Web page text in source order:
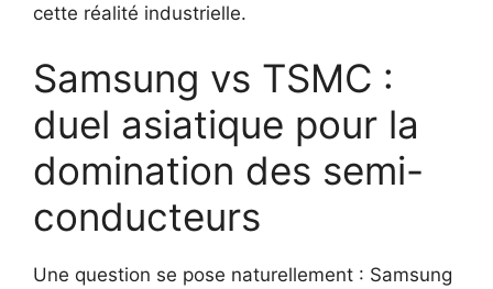
cette réalité industrielle.
Samsung vs TSMC :
duel asiatique pour la
domination des semi-
conducteurs
Une question se pose naturellement : Samsung